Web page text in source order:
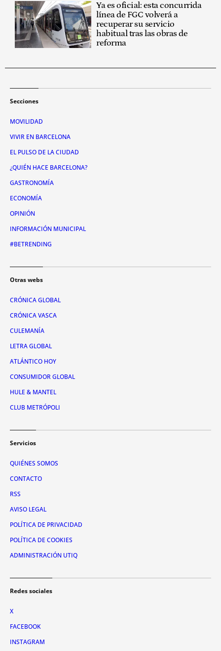
Ya es oficial: esta concurrida
línea de FGC volverá a
recuperar su servicio
habitual tras las obras de
reforma
Secciones
MOVILIDAD
VIVIR EN BARCELONA
EL PULSO DE LA CIUDAD
¿QUIÉN HACE BARCELONA?
GASTRONOMÍA
ECONOMÍA
OPINIÓN
INFORMACIÓN MUNICIPAL
#BETRENDING
Otras webs
CRÓNICA GLOBAL
CRÓNICA VASCA
CULEMANÍA
LETRA GLOBAL
ATLÁNTICO HOY
CONSUMIDOR GLOBAL
HULE & MANTEL
CLUB METRÓPOLI
Servicios
QUIÉNES SOMOS
CONTACTO
RSS
AVISO LEGAL
POLÍTICA DE PRIVACIDAD
POLÍTICA DE COOKIES
ADMINISTRACIÓN UTIQ
Redes sociales
X
FACEBOOK
INSTAGRAM